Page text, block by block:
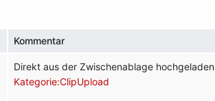
Kommentar
Direkt aus der Zwischenablage hochgeladen
Kategorie:ClipUpload